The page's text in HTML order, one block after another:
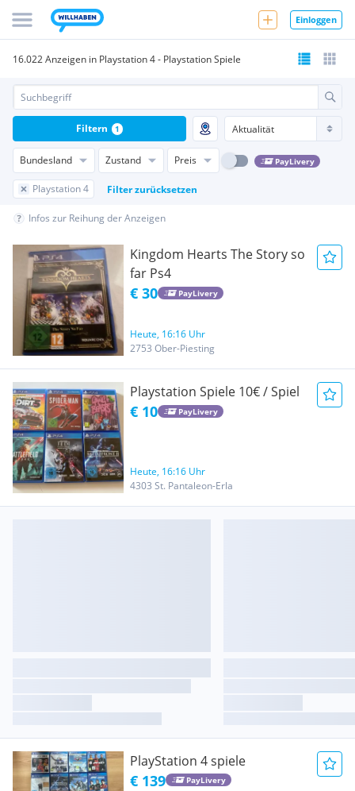
Einloggen
16.022 Anzeigen in Playstation 4 - Playstation Spiele
Bundesland Zustand Preis PayLivery
Playstation 4 Filter zurücksetzen
Filtern 1
Infos zur Reihung der Anzeigen
Kingdom Hearts The Story so
far Ps4
€ 30 PayLivery
Heute, 16:16 Uhr
2753 Ober-Piesting
Playstation Spiele 10€ / Spiel
€ 10 PayLivery
Heute, 16:16 Uhr
4303 St. Pantaleon-Erla
PlayStation 4 spiele
€ 139 PayLivery